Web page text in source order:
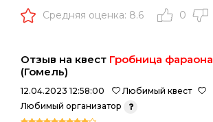
Средняя оценка: 8.6 0
Отзыв на квест Гробница фараона
(Гомель)
12.04.2023 12:58:00
Любимый квест
Любимый организатор